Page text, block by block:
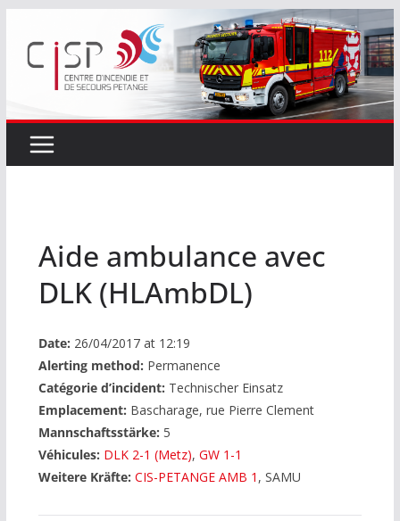
contenu
Aide ambulance avec
DLK (HLAmbDL)
Date: 26/04/2017 at 12:19
Alerting method: Permanence
Catégorie d’incident: Technischer Einsatz
Emplacement: Bascharage, rue Pierre Clement
Mannschaftsstärke: 5
Véhicules: DLK 2-1 (Metz), GW 1-1
Weitere Kräfte: CIS-PETANGE AMB 1 , SAMU